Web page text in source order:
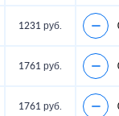
1231 руб.
1761 руб.
1761 руб.